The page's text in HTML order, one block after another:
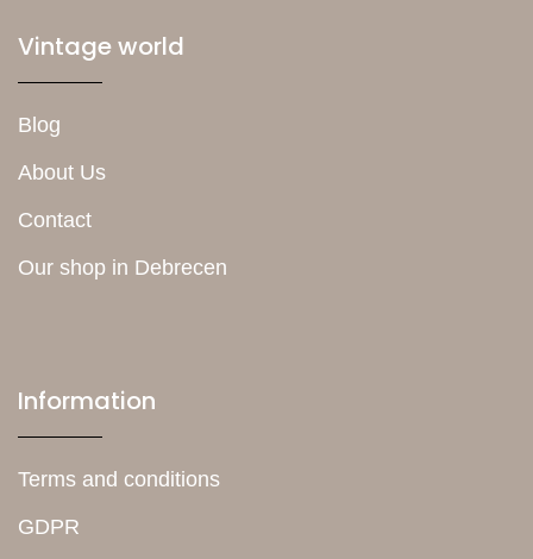
Vintage world
Blog
About Us
Contact
Our shop in Debrecen
Information
Terms and conditions
GDPR